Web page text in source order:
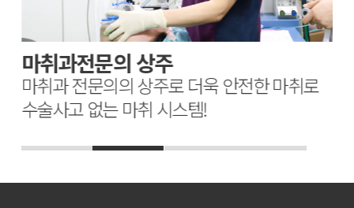
마취과전문의 상주
마취과 전문의의 상주로 더욱 안전한 마취로
수술사고 없는 마취 시스템!